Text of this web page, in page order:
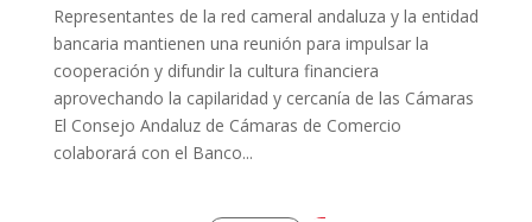
Representantes de la red cameral andaluza y la entidad
bancaria mantienen una reunión para impulsar la
cooperación y difundir la cultura financiera
aprovechando la capilaridad y cercanía de las Cámaras
El Consejo Andaluz de Cámaras de Comercio
colaborará con el Banco...